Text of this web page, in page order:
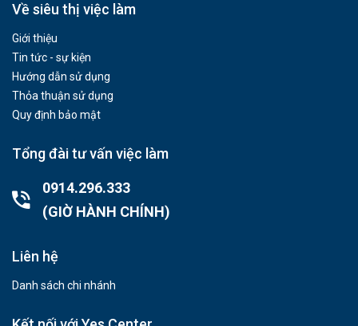
Về siêu thị việc làm
Giới thiệu
Tin tức - sự kiện
Hướng dẫn sử dụng
Thỏa thuận sử dụng
Quy định bảo mật
Tổng đài tư vấn việc làm
0914.296.333
(GIỜ HÀNH CHÍNH)
Liên hệ
Danh sách chi nhánh